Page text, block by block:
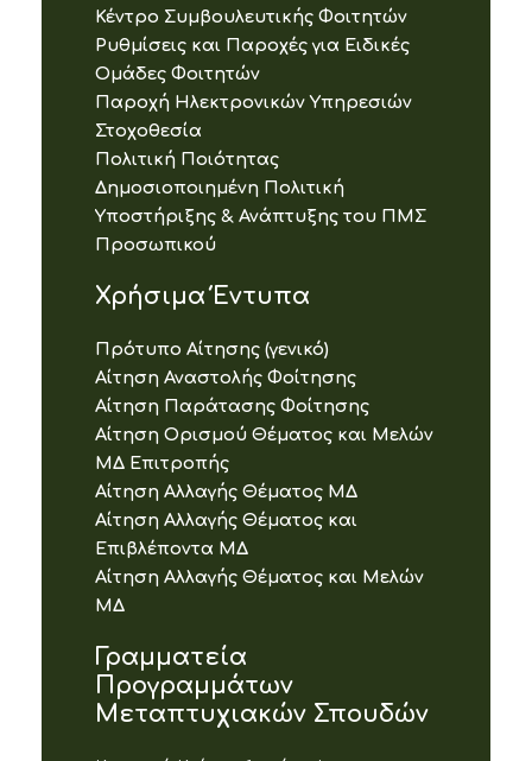
Κέντρο Συμβουλευτικής Φοιτητών
Ρυθμίσεις και Παροχές για Ειδικές
Ομάδες Φοιτητών
Παροχή Ηλεκτρονικών Υπηρεσιών
Στοχοθεσία
Πολιτική Ποιότητας
Δημοσιοποιημένη Πολιτική
Υποστήριξης & Ανάπτυξης του ΠΜΣ
Προσωπικού
Χρήσιμα Έντυπα
Πρότυπο Αίτησης (γενικό)
Αίτηση Αναστολής Φοίτησης
Αίτηση Παράτασης Φοίτησης
Αίτηση Ορισμού Θέματος και Μελών
ΜΔ Επιτροπής
Αίτηση Αλλαγής Θέματος ΜΔ
Αίτηση Αλλαγής Θέματος και
Επιβλέποντα ΜΔ
Αίτηση Αλλαγής Θέματος και Μελών
ΜΔ
Γραμματεία
Προγραμμάτων
Μεταπτυχιακών Σπουδών